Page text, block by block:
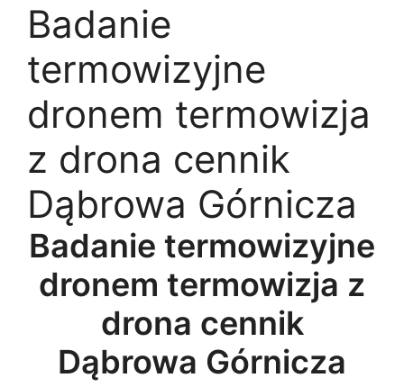
Badanie
termowizyjne
dronem termowizja
z drona cennik
Dąbrowa Górnicza
Badanie termowizyjne
dronem termowizja z
drona cennik
Dąbrowa Górnicza